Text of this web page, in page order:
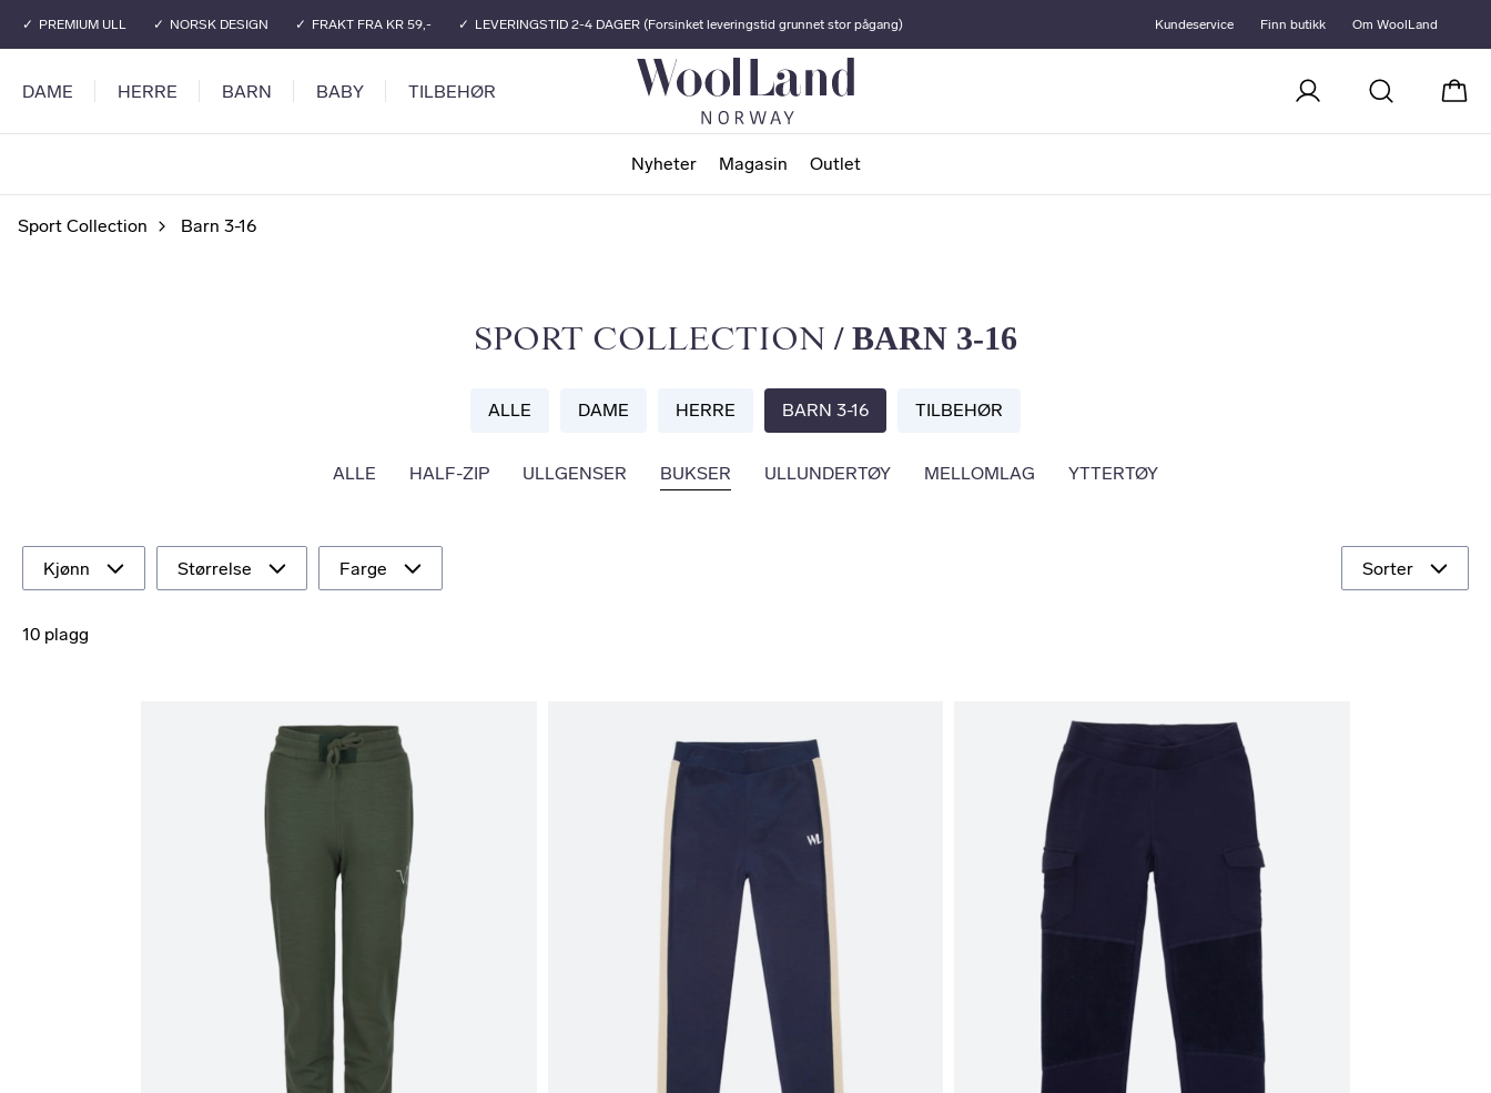
PREMIUM ULL NORSK DESIGN FRAKT FRA KR 59,- LEVERINGSTID 2-4 DAGER (Forsinket leveringstid grunnet stor pågang)
DAME HERRE BARN BABY TILBEHØR
Nyheter Magasin Outlet
Kundeservice Finn butikk Om WoolLand
Sport Collection Barn 3-16
SPORT COLLECTION / BARN 3-16
ALLE DAME HERRE BARN 3-16 TILBEHØR
ALLE HALF-ZIP ULLGENSER BUKSER ULLUNDERTØY MELLOMLAG YTTERTØY
Kjønn Størrelse Farge Sorter
10 plagg